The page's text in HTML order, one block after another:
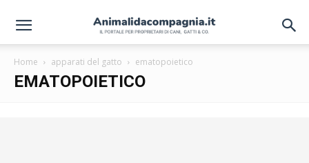
Home apparati del gatto ematopoietico
EMATOPOIETICO